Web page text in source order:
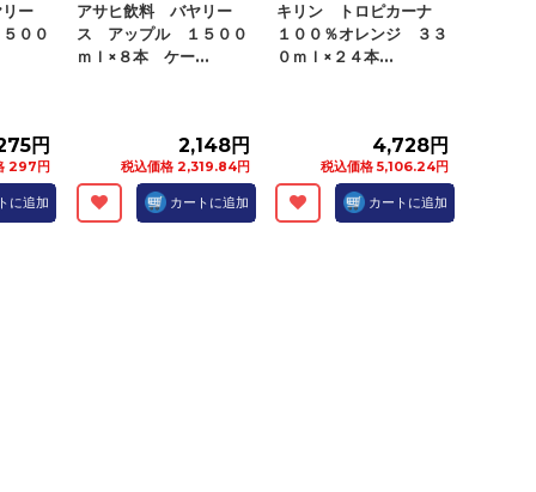
ー
００
円
297円
に追加
アサヒ飲料 バヤリー
ス アップル １５００
ｍｌ×８本 ケー...
2,148円
税込価格 2,319.84円
カートに追加
キリン トロピカーナ
１００％オレンジ ３３
０ｍｌ×２４本...
4,728円
税込価格 5,106.24円
カートに追加